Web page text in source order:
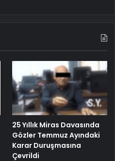
25 Yıllık Miras Davasında
Gözler Temmuz Ayındaki
Karar Duruşmasına
Çevrildi